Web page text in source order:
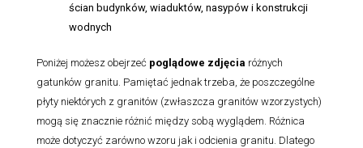
ścian budynków, wiaduktów, nasypów i konstrukcji
wodnych
Poniżej możesz obejrzeć poglądowe zdjęcia różnych
gatunków granitu. Pamiętać jednak trzeba, że poszczególne
płyty niektórych z granitów (zwłaszcza granitów wzorzystych)
mogą się znacznie różnić między sobą wyglądem. Różnica
może dotyczyć zarówno wzoru jak i odcienia granitu. Dlatego